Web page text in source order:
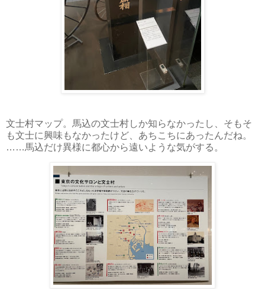
文士村マップ。馬込の文士村しか知らなかったし、そもそ
も文士に興味もなかったけど、あちこちにあったんだね。
……馬込だけ異様に都心から遠いような気がする。